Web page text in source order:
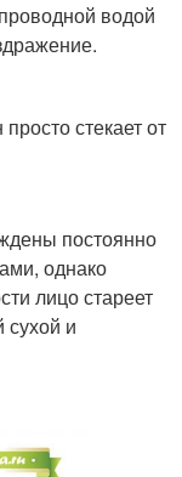
водой
стекает от
постоянно
однако
лицо стареет
сухой и